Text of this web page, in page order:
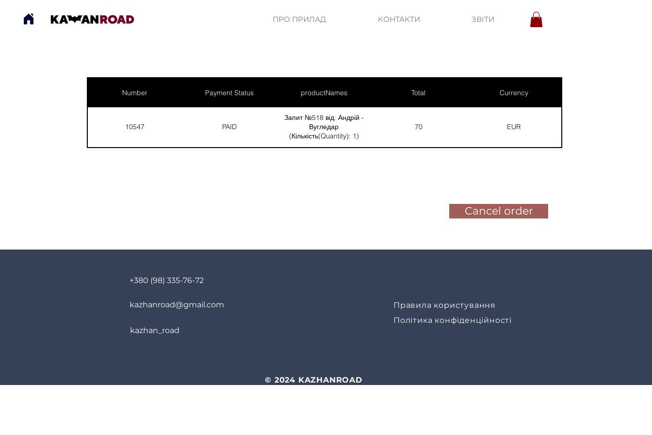
ПРО ПРИЛАД КОНТАКТИ ЗВІТИ
Number Payment Status productNames Total Currency
10547 PAID
Запит №518 від: Андрій -
Вугледар
(Кількість(Quantity): 1)
70 EUR
Cancel order
+380 (98) 335-76-72
kazhanroad@gmail.com
kazhan_road
Правила користування
Політика конфіденційності
© 2024 KAZHANROAD